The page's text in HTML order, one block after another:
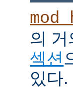
의
섹션
있다.